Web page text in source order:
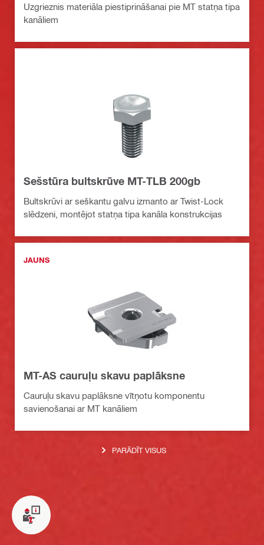
Uzgrieznis materiāla piestiprināšanai pie MT statņa tipa
kanāliem
Sešstūra bultskrūve MT-TLB 200gb
Bultskrūvi ar seškantu galvu izmanto ar Twist-Lock
slēdzeni, montējot statņa tipa kanāla konstrukcijas
JAUNS
MT-AS cauruļu skavu paplāksne
Cauruļu skavu paplāksne vītņotu komponentu
savienošanai ar MT kanāliem
PARĀDĪT VISUS